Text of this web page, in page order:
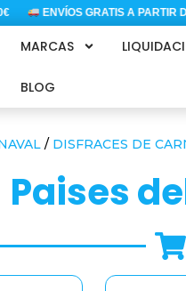
ENVÍOS GRATIS A PARTIR DE
MARCAS
BLOG
/ DISFRACES DE
paises